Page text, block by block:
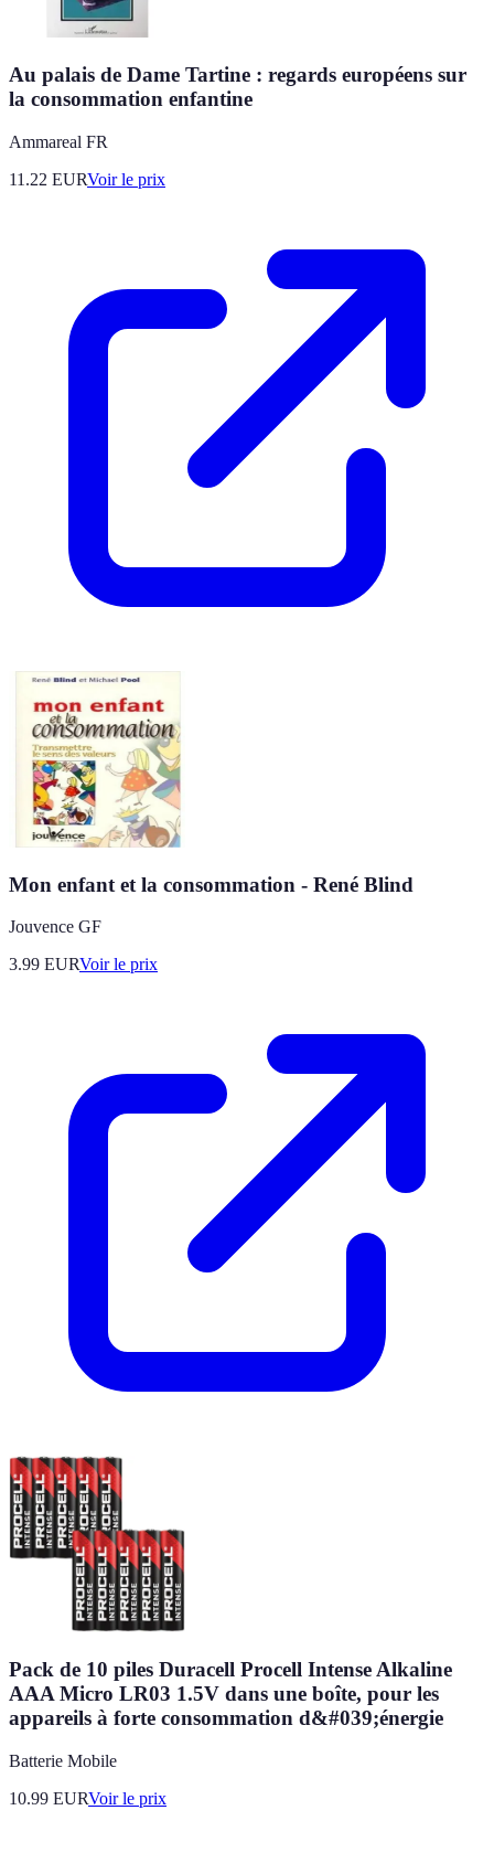
Au palais de Dame Tartine : regards européens sur
la consommation enfantine
Ammareal FR
11.22 EURVoir le prix
Mon enfant et la consommation - René Blind
Jouvence GF
3.99 EURVoir le prix
Pack de 10 piles Duracell Procell Intense Alkaline
AAA Micro LR03 1.5V dans une boîte, pour les
appareils à forte consommation d&#039;énergie
Batterie Mobile
10.99 EURVoir le prix